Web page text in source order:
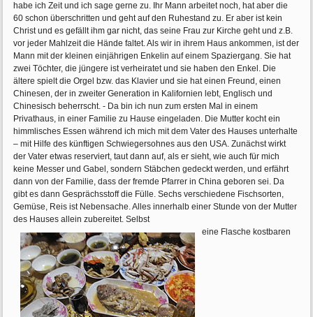
habe ich Zeit und ich sage gerne zu. Ihr Mann arbeitet noch, hat aber die
60 schon überschritten und geht auf den Ruhestand zu. Er aber ist kein
Christ und es gefällt ihm gar nicht, das seine Frau zur Kirche geht und z.B.
vor jeder Mahlzeit die Hände faltet. Als wir in ihrem Haus ankommen, ist der
Mann mit der kleinen einjährigen Enkelin auf einem Spaziergang. Sie hat
zwei Töchter, die jüngere ist verheiratet und sie haben den Enkel. Die
ältere spielt die Orgel bzw. das Klavier und sie hat einen Freund, einen
Chinesen, der in zweiter Generation in Kalifornien lebt, Englisch und
Chinesisch beherrscht. - Da bin ich nun zum ersten Mal in einem
Privathaus, in einer Familie zu Hause eingeladen. Die Mutter kocht ein
himmlisches Essen während ich mich mit dem Vater des Hauses unterhalte
– mit Hilfe des künftigen Schwiegersohnes aus den USA. Zunächst wirkt
der Vater etwas reserviert, taut dann auf, als er sieht, wie auch für mich
keine Messer und Gabel, sondern Stäbchen gedeckt werden, und erfährt
dann von der Familie, dass der fremde Pfarrer in China geboren sei. Da
gibt es dann Gesprächsstoff die Fülle. Sechs verschiedene Fischsorten,
Gemüse, Reis ist Nebensache. Alles innerhalb einer Stunde von der Mutter
des Hauses allein zubereitet. Selbst
eine Flasche kostbaren